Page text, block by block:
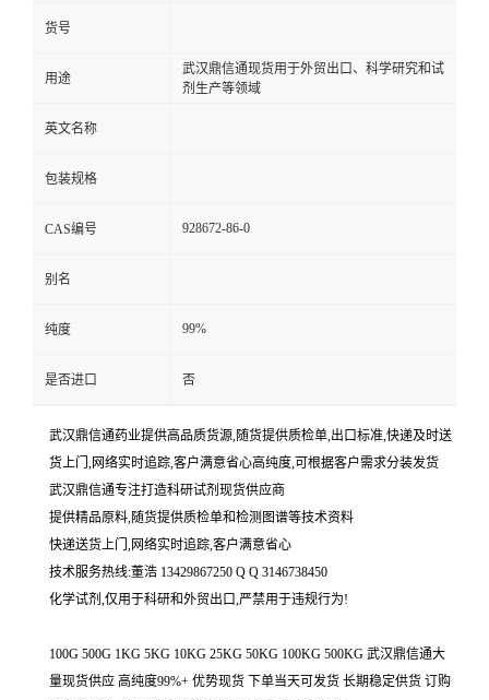
货号
用途
武汉鼎信通现货用于外贸出口、科学研究和试
剂生产等领域
英文名称
包装规格
CAS编号 928672-86-0
别名
纯度 99%
是否进口 否
武汉鼎信通药业提供高品质货源,随货提供质检单,出口标准,快递及时送
货上门,网络实时追踪,客户满意省心高纯度,可根据客户需求分装发货
武汉鼎信通专注打造科研试剂现货供应商
提供精品原料,随货提供质检单和检测图谱等技术资料
快递送货上门,网络实时追踪,客户满意省心
技术服务热线:董浩 13429867250 Q Q 3146738450
化学试剂,仅用于科研和外贸出口,严禁用于违规行为!
100G 500G 1KG 5KG 10KG 25KG 50KG 100KG 500KG 武汉鼎信通大
量现货供应 高纯度99%+ 优势现货 下单当天可发货 长期稳定供货 订购